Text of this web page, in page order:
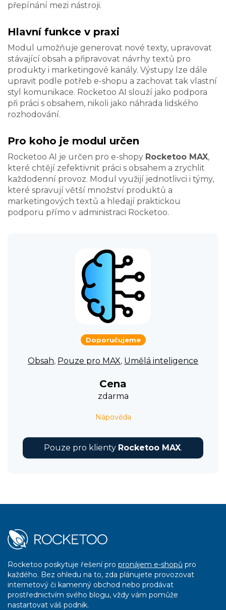
přepínání mezi nástroji.
Hlavní funkce v praxi
Modul umožňuje generovat nové texty, upravovat
stávající obsah a připravovat návrhy textů pro
produkty i marketingové kanály. Výstupy lze dále
upravit podle potřeb e-shopu a zachovat tak vlastní
styl komunikace. Rocketoo AI slouží jako podpora
při práci s obsahem, nikoli jako náhrada lidského
rozhodování.
Pro koho je modul určen
Rocketoo AI je určen pro e-shopy Rocketoo MAX,
které chtějí zefektivnit práci s obsahem a zrychlit
každodenní provoz. Modul využijí jednotlivci i týmy,
které spravují větší množství produktů a
marketingových textů a hledají praktickou
podporu přímo v administraci Rocketoo.
Doporučujeme
Obsah, Pouze pro MAX, Umělá inteligence
Cena
zdarma
Nápověda
Pouze pro klienty Rocketoo MAX.
Rocketoo poskytuje řešení pro pronájem e-shopů pro
každého. Bez ohledu na to, zda plánujete provozovat
internetový či kamenný obchod nebo prodávat
prostřednictvím svého blogu, vždy vám pomůže
nastartovat váš podnik.